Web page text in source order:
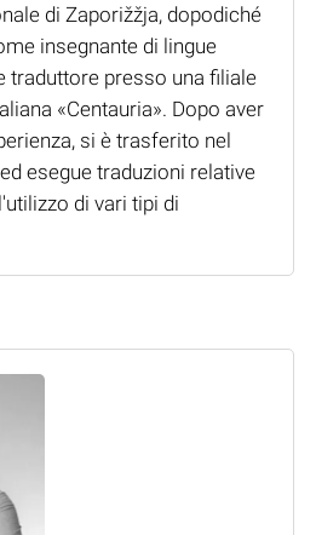
di Zaporižžja, dopodiché
insegnante di lingue
traduttore presso una filiale
«Centauria». Dopo aver
si è trasferito nel
esegue traduzioni relative
di vari tipi di